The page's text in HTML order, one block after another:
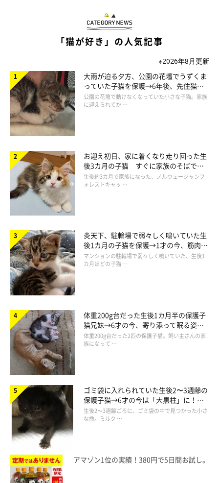
「猫が好き」の人気記事
※2026年8月更新
大雨が迫る夕方、公園の花壇でうずくま
っていた子猫を保護→6年後、先住猫
と“姉妹”のような関係に
公園の花壇で動けなくなっていた小さな子猫。家族
に迎えられてか …
お迎え初日、家に着くなり走り回った生
後3カ月の子猫 すぐに家族のそばで落
ち着く姿に「迎えてよかった」
生後約3カ月で家族になった、ノルウェージャンフ
ォレストキャッ …
炎天下、駐輪場で弱々しく鳴いていた生
後1カ月の子猫を保護→1才の今、筋肉質
でツンデレなコに成長
マンションの駐輪場で弱々しく鳴いていた、生後1
カ月ほどの子猫 …
体重200g台だった生後1カ月半の保護子
猫兄妹→6才の今、寄り添って眠る姿に
ほっこり！
体重200g台だった2匹の保護子猫。飼い主さんの家
族になって …
ゴミ袋に入れられていた生後2〜3週齢の
保護子猫→6才の今は「大黒柱」に！
美しい黒猫に成長した姿にグッとくる
生後2〜3週齢ごろに、ゴミ袋の中で見つかった小さ
な命。ミルク …
アマゾン1位の実績！380円で5日間お試し。